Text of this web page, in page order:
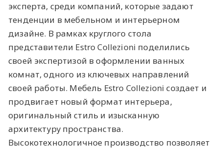
эксперта, среди компаний, которые задают
тенденции в мебельном и интерьерном
дизайне. В рамках круглого стола
представители Estro Collezioni поделились
своей экспертизой в оформлении ванных
комнат, одного из ключевых направлений
своей работы. Мебель Estro Collezioni создает и
продвигает новый формат интерьера,
оригинальный стиль и изысканную
архитектуру пространства.
Высокотехнологичное производство позволяет